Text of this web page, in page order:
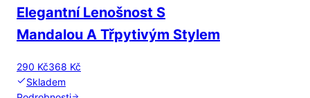
Elegantní Lenošnost S
Mandalou A Třpytivým Stylem
290 Kč368 Kč
Skladem